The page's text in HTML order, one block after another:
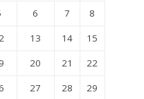
6 7
8
13 14
15
20 21
22
27 28
29